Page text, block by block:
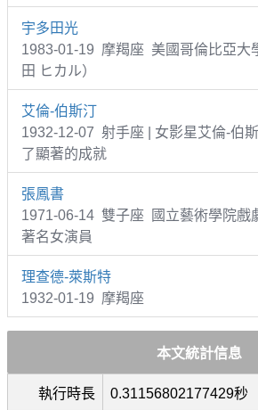
宇多田光
1983-01-19 摩羯座 美國哥倫比亞大
田 ヒカル）
艾倫-伯斯汀
1932-12-07 射手座 | 女影星艾倫-伯
了顯著的成就
張鳳書
1971-06-14 雙子座 國立藝術學院戲
著名女演員
理查德-萊斯特
1932-01-19 摩羯座
本文統計信息
執行時長 0.31156802177429秒